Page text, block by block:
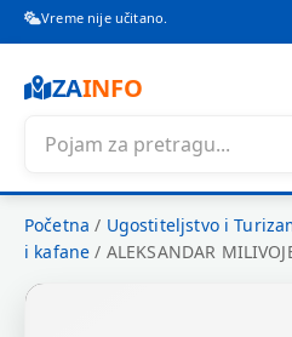
Vreme nije učitano.
ZAINFO
Početna / Ugostiteljstvo i
i kafane / ALEKSANDAR